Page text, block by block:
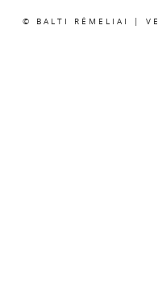
ISTORIJOS
© BALTI RĖMELIAI |